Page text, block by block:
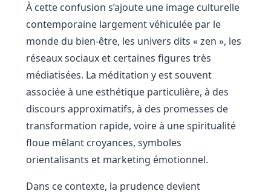
À cette confusion s’ajoute une image culturelle
contemporaine largement véhiculée par le
monde du bien-être, les univers dits « zen », les
réseaux sociaux et certaines figures très
médiatisées. La méditation y est souvent
associée à une esthétique particulière, à des
discours approximatifs, à des promesses de
transformation rapide, voire à une spiritualité
floue mêlant croyances, symboles
orientalisants et marketing émotionnel.
Dans ce contexte, la prudence devient